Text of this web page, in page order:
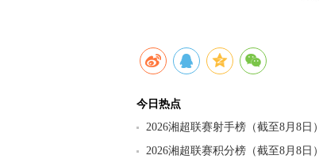
今日热点
2026湘超联赛射手榜（截至8月8日）
2026湘超联赛积分榜（截至8月8日）